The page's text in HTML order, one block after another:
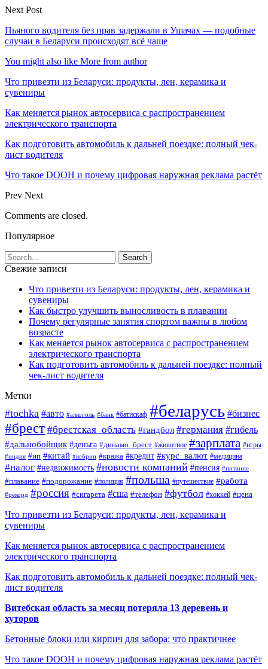
Next Post
Пьяного водителя без прав задержали в Ушачах — подобные
случаи в Беларуси происходят всё чаще
You might also like More from author
Что привезти из Беларуси: продукты, лен, керамика и
сувениры
Как меняется рынок автосервиса с распространением
электрического транспорта
Как подготовить автомобиль к дальней поездке: полный чек-
лист водителя
Что такое DOOH и почему цифровая наружная реклама растёт
Prev Next
Comments are closed.
Популярное
Свежие записи
Что привезти из Беларуси: продукты, лен, керамика и
сувениры
Как быстро улучшить выносливость в плавании
Почему регулярные занятия спортом важны в любом
возрасте
Как меняется рынок автосервиса с распространением
электрического транспорта
Как подготовить автомобиль к дальней поездке: полный
чек-лист водителя
Метки
#tochka #авто #алкоголь #банк #батискаф #беларусь #бизнес
#брест #брестская_область #гандбол #германия #гибель
#дальнобойщик #деньга #динамо_брест #животное #зарплата #игры
#индия #ип #китай #кобрин #кража #кредит #курс_валют #медицина
#налог #недвижимость #новости компаний #пенсия #питание
#плавание #подорожание #полиция #польша #путешествие #работа
#рекорд #россия #сигарета #сша #телефон #футбол #хоккей #цена
Что привезти из Беларуси: продукты, лен, керамика и
сувениры
Как меняется рынок автосервиса с распространением
электрического транспорта
Как подготовить автомобиль к дальней поездке: полный чек-
лист водителя
Витебская область за месяц потеряла 13 деревень и
хуторов
Бетонные блоки или кирпич для забора: что практичнее
Что такое DOOH и почему цифровая наружная реклама растёт